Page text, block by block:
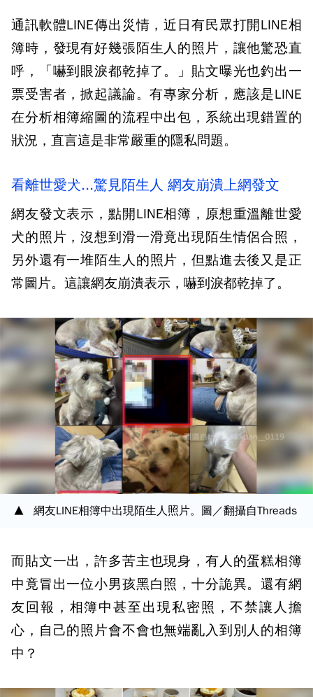
通訊軟體LINE傳出災情，近日有民眾打開LINE相
簿時，發現有好幾張陌生人的照片，讓他驚恐直
呼，「嚇到眼淚都乾掉了。」貼文曝光也釣出一
票受害者，掀起議論。有專家分析，應該是LINE
在分析相簿縮圖的流程中出包，系統出現錯置的
狀況，直言這是非常嚴重的隱私問題。
看離世愛犬...驚見陌生人 網友崩潰上網發文
網友發文表示，點開LINE相簿，原想重溫離世愛
犬的照片，沒想到滑一滑竟出現陌生情侶合照，
另外還有一堆陌生人的照片，但點進去後又是正
常圖片。這讓網友崩潰表示，嚇到淚都乾掉了。
網友LINE相簿中出現陌生人照片。圖／翻攝自Threads
而貼文一出，許多苦主也現身，有人的蛋糕相簿
中竟冒出一位小男孩黑白照，十分詭異。還有網
友回報，相簿中甚至出現私密照，不禁讓人擔
心，自己的照片會不會也無端亂入到別人的相簿
中？